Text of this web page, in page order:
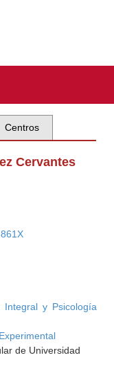
Centros
Cervantes
Integral y Psicología
de Universidad